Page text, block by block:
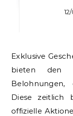
Exklusive Geschenkcodes in Game of War: Fire Age
bieten den
Belohnungen,
Diese zeitlich
offizielle